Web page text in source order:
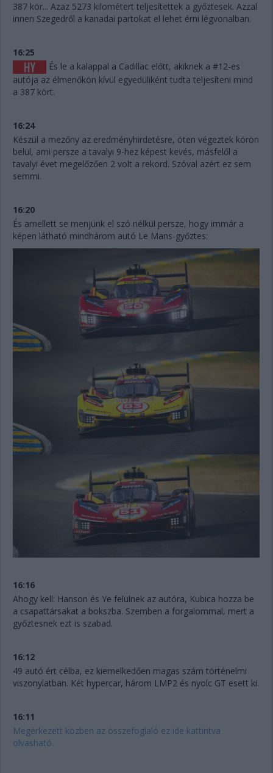
387 kör... Azaz 5273 kilométert teljesítettek a győztesek. Azzal
innen Szegedről a kanadai partokat el lehet érni légvonalban.
16:25
És le a kalappal a Cadillac előtt, akiknek a #12-es
autója az élmenőkön kívül egyedüliként tudta teljesíteni mind
a 387 kört.
16:24
Készül a mezőny az eredményhirdetésre, öten végeztek körön
belül, ami persze a tavalyi 9-hez képest kevés, másfelől a
tavalyi évet megelőzően 2 volt a rekord. Szóval azért ez sem
semmi.
16:20
És amellett se menjünk el szó nélkül persze, hogy immár a
képen látható mindhárom autó Le Mans-győztes:
16:16
Ahogy kell: Hanson és Ye felülnek az autóra, Kubica hozza be
a csapattársakat a bokszba. Szemben a forgalommal, mert a
győztesnek ezt is szabad.
16:12
49 autó ért célba, ez kiemelkedően magas szám történelmi
viszonylatban. Két hypercar, három LMP2 és nyolc GT esett ki.
16:11
Megérkezett közben az összefoglaló ez ide kattintva
olvasható.